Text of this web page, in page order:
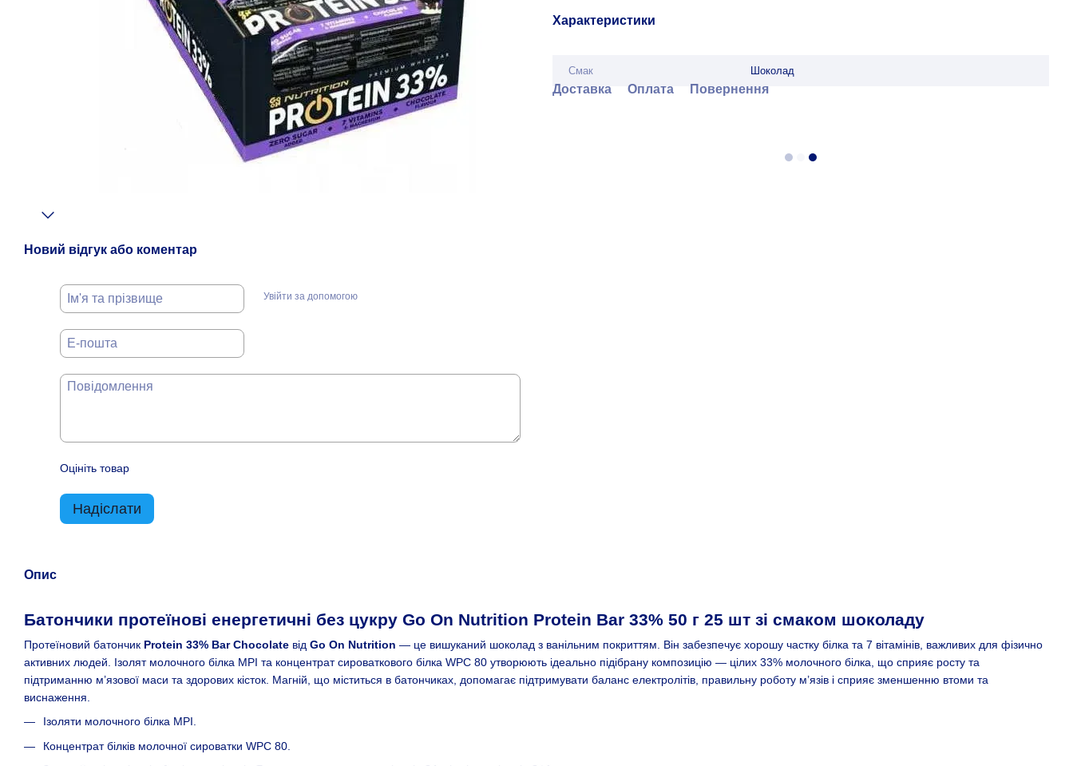
Новий відгук або коментар
Увійти за допомогою
Оцініть товар
Надіслати
Характеристики
Смак Шоколад
Доставка Оплата Повернення
Опис
Батончики протеїнові енергетичні без цукру Go On Nutrition Protein Bar 33% 50 г 25 шт зі смаком шоколаду
Протеїновий батончик Protein 33% Bar Chocolate від Go On Nutrition — це вишуканий шоколад з ванільним покриттям. Він забезпечує хорошу частку білка та 7 вітамінів, важливих для фізично
активних людей. Ізолят молочного білка MPI та концентрат сироваткового білка WPC 80 утворюють ідеально підібрану композицію — цілих 33% молочного білка, що сприяє росту та
підтриманню м’язової маси та здорових кісток. Магній, що міститься в батончиках, допомагає підтримувати баланс електролітів, правильну роботу м’язів і сприяє зменшенню втоми та
виснаження.
Ізоляти молочного білка MPI.
Концентрат білків молочної сироватки WPC 80.